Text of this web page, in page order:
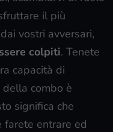
il più
vostri avversari,
colpiti. Tenete
capacità di
combo è
significa che
entrare ed